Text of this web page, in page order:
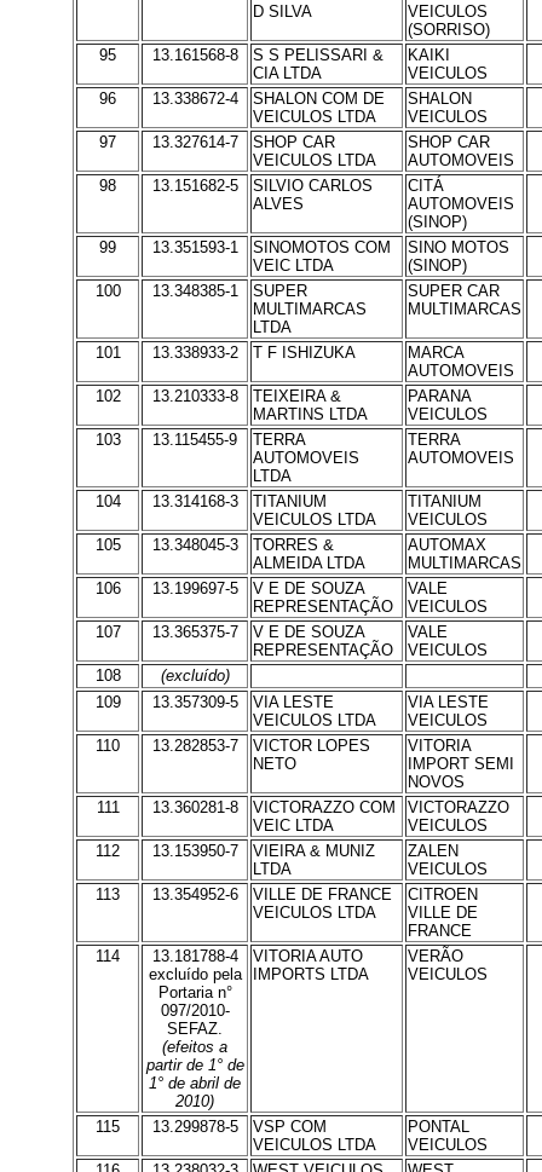
D SILVA
VEICULOS
(SORRISO)
95
13.161568-8
S S PELISSARI &
CIA LTDA
KAIKI
VEICULOS
96
13.338672-4
SHALON COM DE
VEICULOS LTDA
SHALON
VEICULOS
97
13.327614-7
SHOP CAR
VEICULOS LTDA
SHOP CAR
AUTOMOVEIS
98
13.151682-5
SILVIO CARLOS
ALVES
CITÁ
AUTOMOVEIS
(SINOP)
99
13.351593-1
SINOMOTOS COM
VEIC LTDA
SINO MOTOS
(SINOP)
100
13.348385-1
SUPER
MULTIMARCAS
LTDA
SUPER CAR
MULTIMARCAS
101 13.338933-2 T F ISHIZUKA
MARCA
AUTOMOVEIS
102
13.210333-8
TEIXEIRA &
MARTINS LTDA
PARANA
VEICULOS
103
13.115455-9
TERRA
AUTOMOVEIS
LTDA
TERRA
AUTOMOVEIS
104 13.314168-3
TITANIUM
VEICULOS LTDA
TITANIUM
VEICULOS
105
13.348045-3
TORRES &
ALMEIDA LTDA
AUTOMAX
MULTIMARCAS
106
13.199697-5
V E DE SOUZA
REPRESENTAÇÃO
VALE
VEICULOS
107
13.365375-7
V E DE SOUZA
REPRESENTAÇÃO
VALE
VEICULOS
108
(excluído)
109
13.357309-5
VIA LESTE
VEICULOS LTDA
VIA LESTE
VEICULOS
110
13.282853-7
VICTOR LOPES
NETO
VITORIA
IMPORT SEMI
NOVOS
111
13.360281-8
VICTORAZZO COM
VEIC LTDA
VICTORAZZO
VEICULOS
112
13.153950-7
VIEIRA & MUNIZ
LTDA
ZALEN
VEICULOS
113
13.354952-6
VILLE DE FRANCE
VEICULOS LTDA
CITROEN
VILLE DE
FRANCE
114
13.181788-4
excluído pela
Portaria n°
097/2010-
SEFAZ.
(efeitos a
partir de 1° de
1° de abril de
2010)
VITORIA AUTO
IMPORTS LTDA
VERÃO
VEICULOS
115 13.299878-5
VSP COM
VEICULOS LTDA
PONTAL
VEICULOS